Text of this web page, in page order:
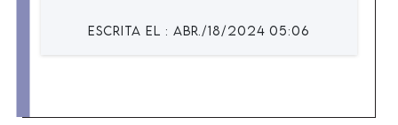
ESCRiTA EL : abr./18/2024 05:06